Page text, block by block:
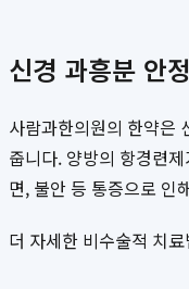
신경 과흥분 안
사람과한의원의 한약은
줍니다. 양방의 항경련
면, 불안 등 통증으로 인
더 자세한 비수술적 치